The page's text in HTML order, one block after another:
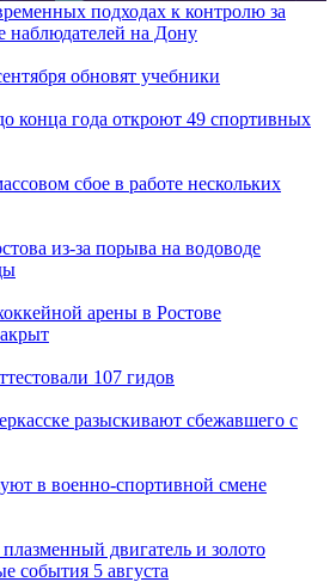
подходах к контролю за
наблюдателей на Дону
обновят учебники
конца года откроют 49 спортивных
сбое в работе нескольких
из-за порыва на водоводе
арены в Ростове
107 гидов
разыскивают сбежавшего с
в военно-спортивной смене
двигатель и золото
события 5 августа